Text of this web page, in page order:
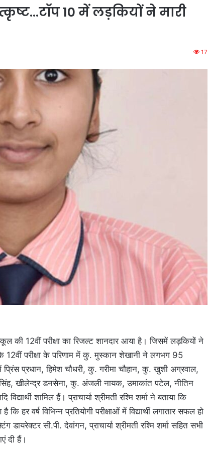
10 में लड़कियों ने मारी
17
की 12वीं परीक्षा का रिजल्ट शानदार आया है। जिसमें लड़कियों ने
12वीं परीक्षा के परिणाम में कु. मुस्कान शेखानी ने लगभग 95
प्रधान, हिमेश चौधरी, कु. गरीमा चौहान, कु. खुशी अग्रवाल,
खीलेन्द्र डनसेना, कु. अंजली नायक, उमाकांत पटेल, नीतिन
शामिल हैं। प्राचार्या श्रीमती रश्मि शर्मा ने बताया कि
वर्ष विभिन्न प्रतियोगी परीक्षाओं में विद्यार्थी लगातार सफल हो
डायरेक्टर सी.पी. देवांगन, प्राचार्या श्रीमती रश्मि शर्मा सहित सभी
दी हैं।